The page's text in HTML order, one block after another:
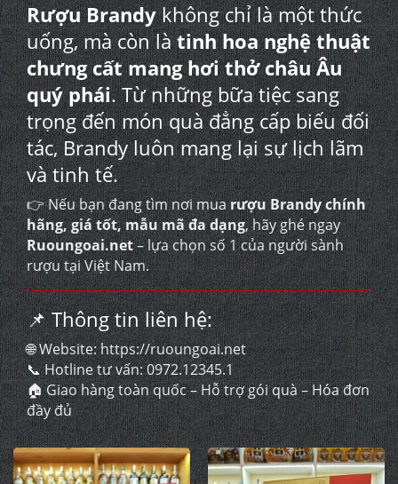
Rượu Brandykhông chỉ là một thức
uống, mà còn làtinh hoa nghệ thuật
chưng cất mang hơi thở châu Âu
quý phái. Từ những bữa tiệc sang
trọng đến món quà đẳng cấp biếu đối
tác, Brandy luôn mang lại sự lịch lãm
và tinh tế.
👉 Nếu bạn đang tìm nơi muarượu Brandy chính
hãng, giá tốt, mẫu mã đa dạng, hãy ghé ngay
Ruoungoai.net– lựa chọn số 1 của người sành
rượu tại Việt Nam.
📌 Thông tin liên hệ:
🌐 Website:https://ruoungoai.net
📞 Hotline tư vấn:0972.12345.1
🏠 Giao hàng toàn quốc – Hỗ trợ gói quà – Hóa đơn
đầy đủ